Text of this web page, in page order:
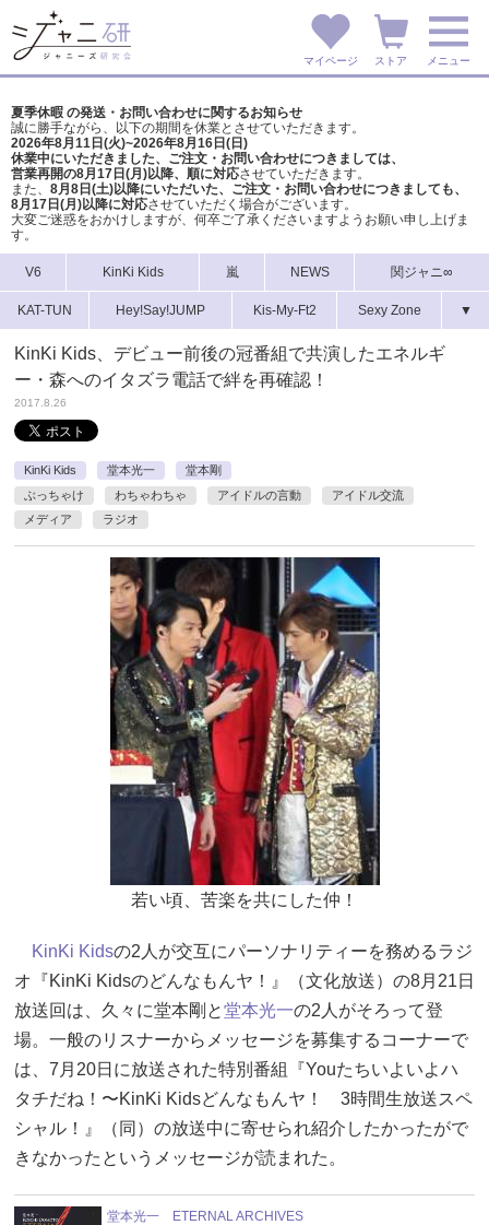
マイページ ストア メニュー
夏季休暇 の発送・お問い合わせに関するお知らせ
誠に勝手ながら、以下の期間を休業とさせていただきます。
2026年8月11日(火)~2026年8月16日(日)
休業中にいただきました、ご注文・お問い合わせにつきましては、
営業再開の8月17日(月)以降、順に対応させていただきます。
また、 8月8日(土)以降にいただいた、ご注文・ お問い合わせにつきましても、
8月17日(月)以降に対応させていただく場合がございます。
大変ご迷惑をおかけしますが、 何卒ご了承くださいますようお願い申し上げま
す。
V6 KinKi Kids 嵐 NEWS 関ジャニ∞
KAT-TUN Hey!Say!JUMP Kis-My-Ft2 Sexy Zone ▼
KinKi Kids、デビュー前後の冠番組で共演したエネルギ
ー・森へのイタズラ電話で絆を再確認！
2017.8.26
KinKi Kids 堂本光一
堂本剛
ぶっちゃけ
わちゃわちゃ アイドルの言動
アイドル交流
メディア
ラジオ
若い頃、苦楽を共にした仲！
KinKi Kidsの2人が交互にパーソナリティーを務めるラジ
オ『KinKi Kidsのどんなもんヤ！』（文化放送）の8月21日
放送回は、久々に堂本剛と堂本光一の2人がそろって登
場。一般のリスナーからメッセージを募集するコーナーで
は、7月20日に放送された特別番組『Youたちいよいよハ
タチだね！〜KinKi Kidsどんなもんヤ！ 3時間生放送スペ
シャル！』（同）の放送中に寄せられ紹介したかったがで
きなかったというメッセージが読まれた。
堂本光一 ETERNAL ARCHIVES